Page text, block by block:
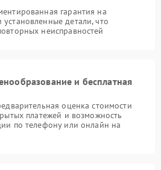
гарантия на
детали, что
неисправностей
и бесплатная
оценка стоимости
платежей и возможность
по телефону или онлайн на